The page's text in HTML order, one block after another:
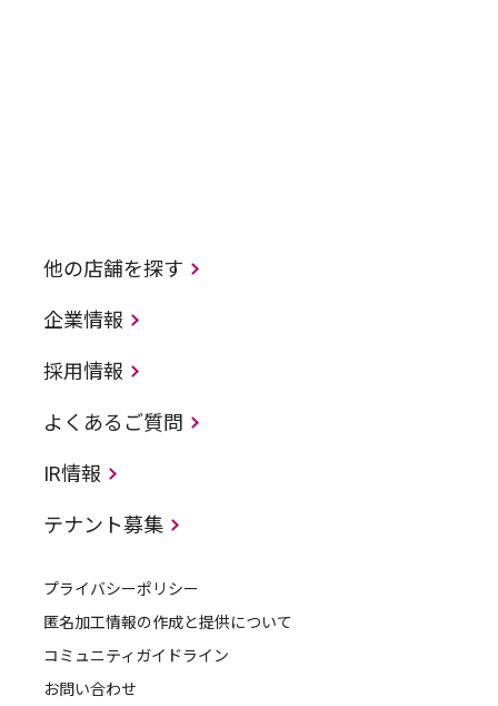
他の店舗を探す
企業情報
採用情報
よくあるご質問
IR情報
テナント募集
プライバシーポリシー
匿名加工情報の作成と提供について
コミュニティガイドライン
お問い合わせ